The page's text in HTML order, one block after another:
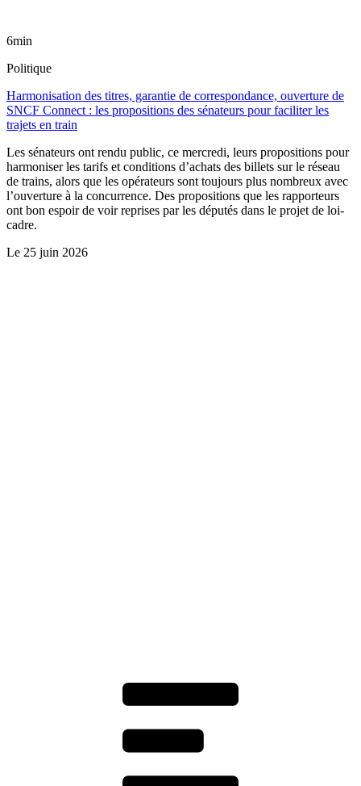
6min
Politique
Harmonisation des titres, garantie de correspondance, ouverture de
SNCF Connect : les propositions des sénateurs pour faciliter les
trajets en train
Les sénateurs ont rendu public, ce mercredi, leurs propositions pour
harmoniser les tarifs et conditions d’achats des billets sur le réseau
de trains, alors que les opérateurs sont toujours plus nombreux avec
l’ouverture à la concurrence. Des propositions que les rapporteurs
ont bon espoir de voir reprises par les députés dans le projet de loi-
cadre.
Le 25 juin 2026